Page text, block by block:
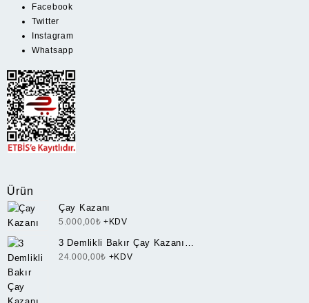
Facebook
Twitter
Instagram
Whatsapp
Ürün
Çay Kazanı
5.000,00₺ +KDV
3 Demlikli Bakır Çay Kazanı
Doğalgazlı(CNG)+Elektrikli Ce Belgeli
24.000,00₺ +KDV